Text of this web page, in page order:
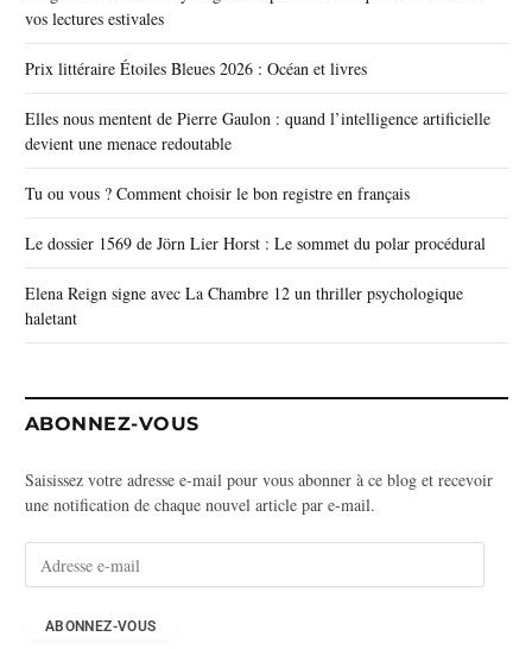
vos lectures estivales
Prix littéraire Étoiles Bleues 2026 : Océan et livres
Elles nous mentent de Pierre Gaulon : quand l’intelligence artificielle
devient une menace redoutable
Tu ou vous ? Comment choisir le bon registre en français
Le dossier 1569 de Jörn Lier Horst : Le sommet du polar procédural
Elena Reign signe avec La Chambre 12 un thriller psychologique
haletant
ABONNEZ-VOUS
Saisissez votre adresse e-mail pour vous abonner à ce blog et recevoir
une notification de chaque nouvel article par e-mail.
ABONNEZ-VOUS